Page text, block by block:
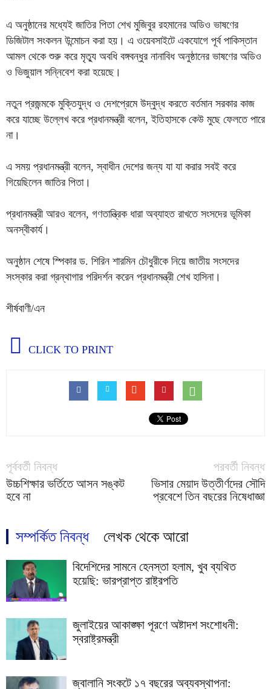
এ অনুষ্ঠানের মধ্যেই জাতির পিতা শেখ মুজিবুর রহমানের অডিও ভাষণের
ডিজিটাল সংকলন উন্মোচন করা হয়। এ ওয়েবসাইটে একযোগে পূর্ব পাকিস্তান
আমল থেকে শুরু করে মৃত্যু অবধি বঙ্গবন্ধুর নানাবিধ অনুষ্ঠানের ভাষণের অডিও
ও ভিজুয়াল সন্নিবেশ করা হয়েছে।
নতুন প্রজন্মকে মুক্তিযুদ্ধ ও দেশপ্রেমে উদ্বুদ্ধ করতে বর্তমান সরকার কাজ
করে যাচ্ছে উল্লেখ করে প্রধানমন্ত্রী বলেন, ইতিহাসকে কেউ মুছে ফেলতে পারে
না।
এ সময় প্রধানমন্ত্রী বলেন, স্বাধীন দেশের জন্য যা যা করার সবই করে
গিয়েছিলেন জাতির পিতা।
প্রধানমন্ত্রী আরও বলেন, গণতান্ত্রিক ধারা অব্যাহত রাখতে সংসদের ভূমিকা
অনস্বীকার্য।
অনুষ্ঠান শেষে স্পিকার ড. শিরিন শারমিন চৌধুরীকে নিয়ে জাতীয় সংসদের
সংস্কার করা গ্রন্থাগার পরিদর্শন করেন প্রধানমন্ত্রী শেখ হাসিনা।
শীর্ষবাণী/এন
CLICK TO PRINT
পূর্ববর্তী নিবন্ধ
উচ্চশিক্ষার ভর্তিতে আসন সঙ্কট
হবে না
পরবর্তী নিবন্ধ
ভিসার মেয়াদ উত্তীর্ণদের সৌদি
প্রবেশে তিন বছরের নিষেধাজ্ঞা
সম্পর্কিত নিবন্ধ লেখক থেকে আরো
বিদেশিদের সামনে হেনস্তা হলাম, খুব ব্যথিত
হয়েছি: ভারপ্রাপ্ত রাষ্ট্রপতি
জুলাইয়ের আকাঙ্ক্ষা পূরণে অষ্টাদশ সংশোধনী:
স্বরাষ্ট্রমন্ত্রী
জ্বালানি সংকটে ১৭ বছরের অব্যবস্থাপনা: